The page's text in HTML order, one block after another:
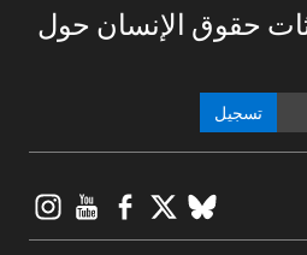
حقوق الإنسان حول
تسجيل
BlueSky
X